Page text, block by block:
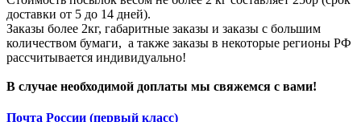
доставки от 5 до 14 дней).
Заказы более 2кг, габаритные заказы и заказы с большим
количеством бумаги, а также заказы в некоторые регионы РФ
рассчитывается индивидуально!
В случае необходимой доплаты мы свяжемся с вами!
Почта России (первый класс)